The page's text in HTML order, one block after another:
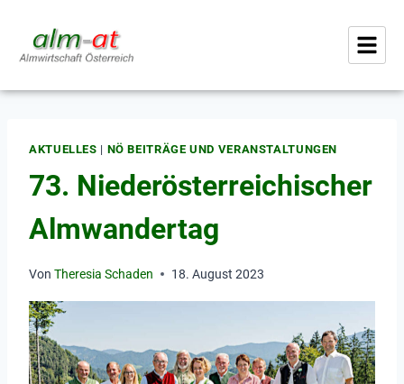
AKTUELLES | NÖ BEITRÄGE UND VERANSTALTUNGEN
73. Niederösterreichischer
Almwandertag
Von Theresia Schaden 18. August 2023